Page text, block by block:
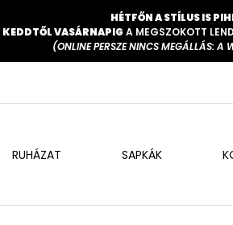
HÉTFŐN A STÍLUS IS
KEDDTŐL VASÁRNAPIG A MEGSZOKOTT
(ONLINE PERSZE NINCS MEGÁLLÁS: A
RUHÁZAT SAPKÁK